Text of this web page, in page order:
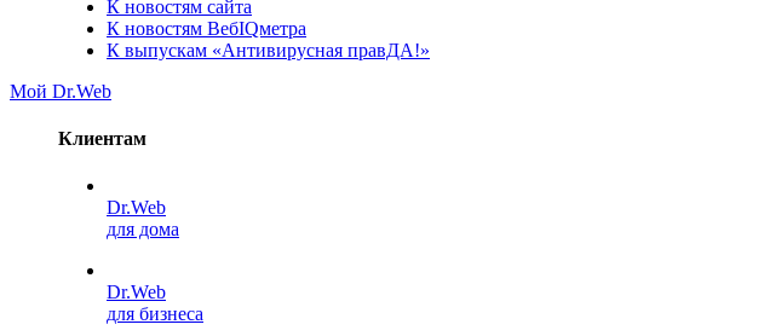
К новостям сайта
К новостям ВебIQметра
К выпускам «Антивирусная правДА!»
Мой Dr.Web
Клиентам
Dr.Web
для дома
Dr.Web
для бизнеса